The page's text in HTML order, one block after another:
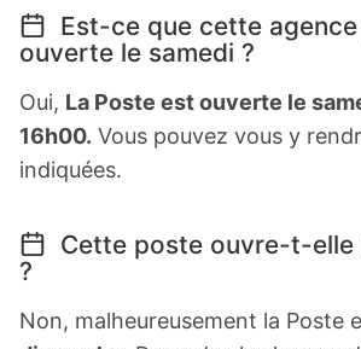
Est-ce que cette
ouverte le samedi ?
Oui, La Poste est ouverte le
16h00. Vous pouvez vous y
indiquées.
Cette poste ouvre-t-elle
?
Non, malheureusement la Poste